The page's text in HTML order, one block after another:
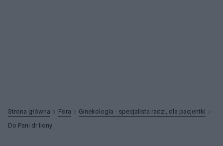
Strona główna Fora
Ginekologia - specjalista radzi, dla pacjentki
Do Pani dr Ilony